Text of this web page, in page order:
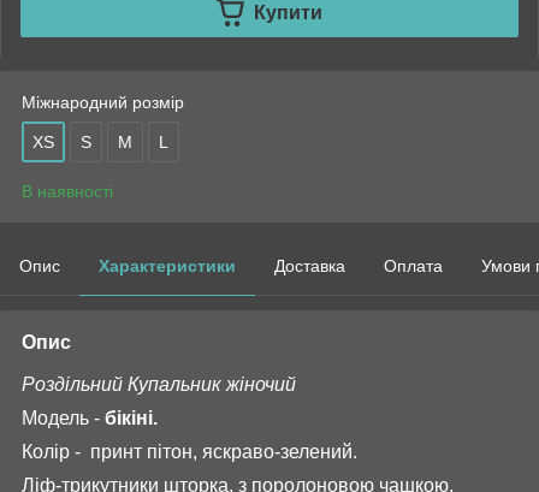
Купити
Міжнародний розмір
XS S M L
В наявності
Опис Характеристики Доставка Оплата Умови
Опис
Роздільний Купальник жіночий
Модель - бікіні.
Колір - принт пітон, яскраво-зелений.
Ліф-трикутники шторка, з поролоновою чашкою,